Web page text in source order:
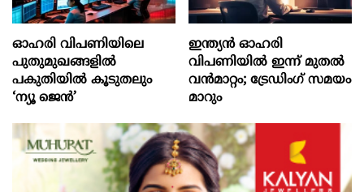
ഓഹരി വിപണിയിലെ
പുതുമുഖങ്ങളിൽ
പകുതിയിൽ കൂടുതലും
‘ന്യൂ ജെൻ’
ഇന്ത്യൻ ഓഹരി
വിപണിയിൽ ഇന്ന് മുതൽ
വൻമാറ്റം; ട്രേഡിംഗ് സമയം
മാറും